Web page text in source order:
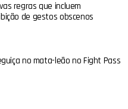
regras que incluem
de gestos obscenos
no mata-leão no Fight Pass